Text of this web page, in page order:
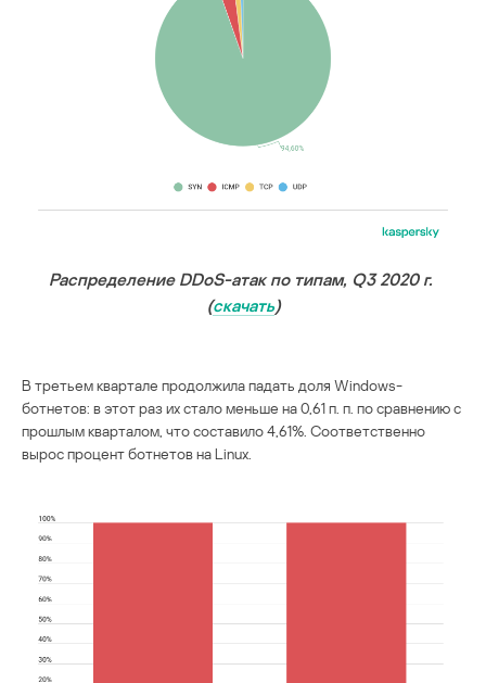
Распределение DDoS-атак по типам, Q3 2020 г.
(скачать)
В третьем квартале продолжила падать доля Windows-
ботнетов: в этот раз их стало меньше на 0,61 п. п. по сравнению с
прошлым кварталом, что составило 4,61%. Соответственно
вырос процент ботнетов на Linux.